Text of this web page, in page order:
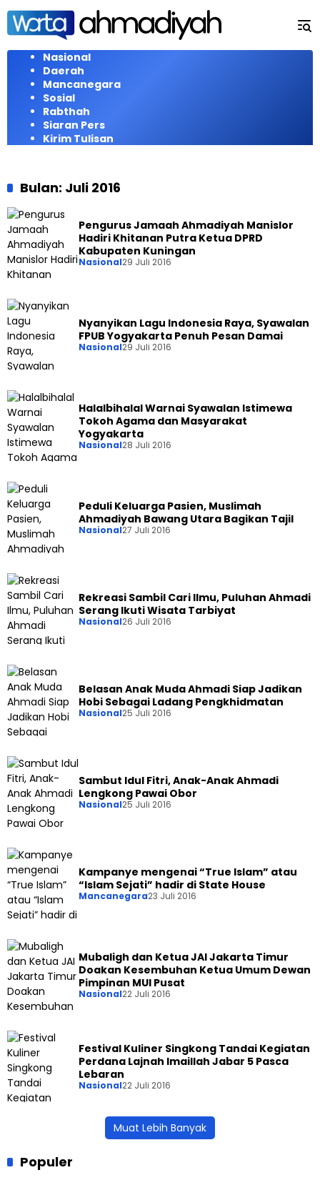
Langsung
konten
Nasional
Daerah
Mancanegara
Sosial
Rabthah
Siaran Pers
Kirim Tulisan
Bulan: Juli 2016
Pengurus Jamaah Ahmadiyah Manislor
Hadiri Khitanan Putra Ketua DPRD
Kabupaten Kuningan
Nasional29 Juli 2016
Nyanyikan Lagu Indonesia Raya, Syawalan
FPUB Yogyakarta Penuh Pesan Damai
Nasional29 Juli 2016
Halalbihalal Warnai Syawalan Istimewa
Tokoh Agama dan Masyarakat
Yogyakarta
Nasional28 Juli 2016
Peduli Keluarga Pasien, Muslimah
Ahmadiyah Bawang Utara Bagikan Tajil
Nasional27 Juli 2016
Rekreasi Sambil Cari Ilmu, Puluhan Ahmadi
Serang Ikuti Wisata Tarbiyat
Nasional26 Juli 2016
Belasan Anak Muda Ahmadi Siap Jadikan
Hobi Sebagai Ladang Pengkhidmatan
Nasional25 Juli 2016
Sambut Idul Fitri, Anak-Anak Ahmadi
Lengkong Pawai Obor
Nasional25 Juli 2016
Kampanye mengenai “True Islam” atau
“Islam Sejati” hadir di State House
Mancanegara23 Juli 2016
Mubaligh dan Ketua JAI Jakarta Timur
Doakan Kesembuhan Ketua Umum Dewan
Pimpinan MUI Pusat
Nasional22 Juli 2016
Festival Kuliner Singkong Tandai Kegiatan
Perdana Lajnah Imaillah Jabar 5 Pasca
Lebaran
Nasional22 Juli 2016
Muat Lebih Banyak
Populer